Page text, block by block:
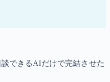
できるAIだけで完結させた